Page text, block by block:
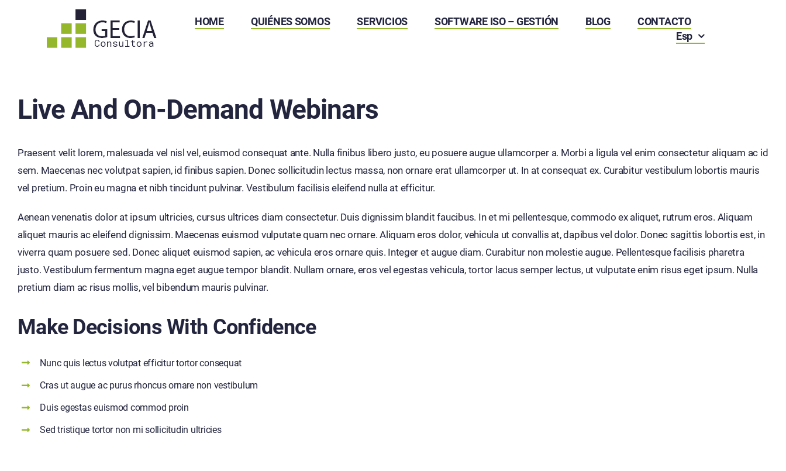
HOME QUIÉNES SOMOS SERVICIOS SOFTWARE ISO – GESTIÓN BLOG
CONTACTO
Esp
Live And On-Demand Webinars
Praesent velit lorem, malesuada vel nisl vel, euismod consequat ante. Nulla finibus libero justo, eu posuere augue ullamcorper a. Morbi a ligula vel enim consectetur aliquam ac id
sem. Maecenas nec volutpat sapien, id finibus sapien. Donec sollicitudin lectus massa, non ornare erat ullamcorper ut. In at consequat ex. Curabitur vestibulum lobortis mauris
vel pretium. Proin eu magna et nibh tincidunt pulvinar. Vestibulum facilisis eleifend nulla at efficitur.
Aenean venenatis dolor at ipsum ultricies, cursus ultrices diam consectetur. Duis dignissim blandit faucibus. In et mi pellentesque, commodo ex aliquet, rutrum eros. Aliquam
aliquet mauris ac eleifend dignissim. Maecenas euismod vulputate quam nec ornare. Aliquam eros dolor, vehicula ut convallis at, dapibus vel dolor. Donec sagittis lobortis est, in
viverra quam posuere sed. Donec aliquet euismod sapien, ac vehicula eros ornare quis. Integer et augue diam. Curabitur non molestie augue. Pellentesque facilisis pharetra
justo. Vestibulum fermentum magna eget augue tempor blandit. Nullam ornare, eros vel egestas vehicula, tortor lacus semper lectus, ut vulputate enim risus eget ipsum. Nulla
pretium diam ac risus mollis, vel bibendum mauris pulvinar.
Make Decisions With Confidence
Nunc quis lectus volutpat efficitur tortor consequat
Cras ut augue ac purus rhoncus ornare non vestibulum
Duis egestas euismod commod proin
Sed tristique tortor non mi sollicitudin ultricies